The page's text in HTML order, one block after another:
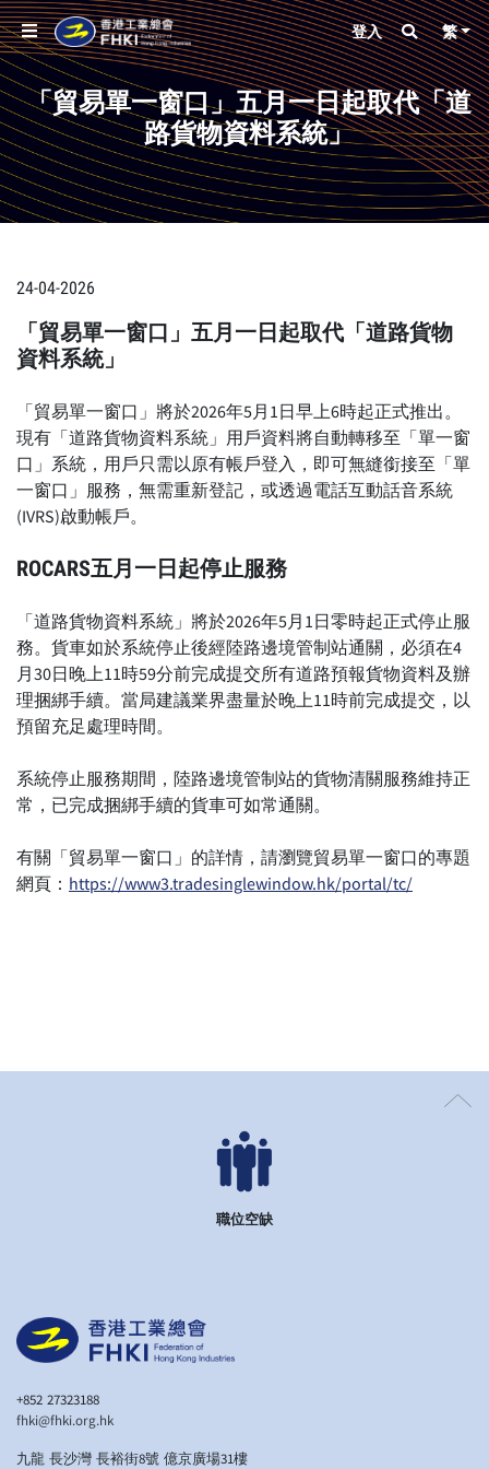
登入 繁
「貿易單一窗口」五月一日起取代「道
路貨物資料系統」
24-04-2026
「貿易單一窗口」五月一日起取代「道路貨物
資料系統」
「貿易單一窗口」將於2026年5月1日早上6時起正式推出。
現有「道路貨物資料系統」用戶資料將自動轉移至「單一窗
口」系統，用戶只需以原有帳戶登入，即可無縫銜接至「單
一窗口」服務，無需重新登記，或透過電話互動話音系統
(IVRS)啟動帳戶。
ROCARS五月一日起停止服務
「道路貨物資料系統」將於2026年5月1日零時起正式停止服
務。貨車如於系統停止後經陸路邊境管制站通關，必須在4
月30日晚上11時59分前完成提交所有道路預報貨物資料及辦
理捆綁手續。當局建議業界盡量於晚上11時前完成提交，以
預留充足處理時間。
系統停止服務期間，陸路邊境管制站的貨物清關服務維持正
常，已完成捆綁手續的貨車可如常通關。
有關「貿易單一窗口」的詳情，請瀏覽貿易單一窗口的專題
網頁： https://www3.tradesinglewindow.hk/portal/tc/
+852 27323188
fhki@fhki.org.hk
九龍 長沙灣 長裕街8號 億京廣場31樓
職位空缺